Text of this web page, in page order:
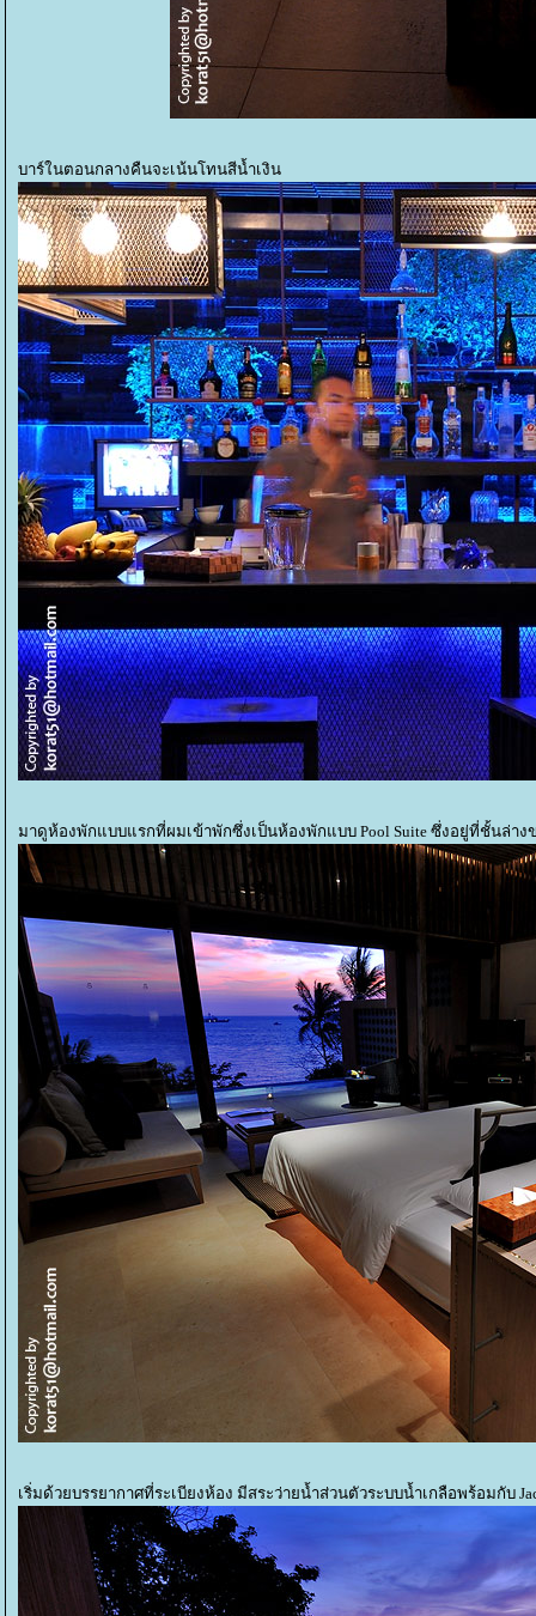
บาร์ในตอนกลางคืนจะเน้นโทนสีน้ำเงิน
มาดูห้องพักแบบแรกที่ผมเข้าพักซึ่งเป็นห้องพักแบบ Pool Suite ซึ่งอยู่ที่ชั้นล่างข
เริ่มด้วยบรรยากาศที่ระเบียงห้อง มีสระว่ายน้ำส่วนตัวระบบน้ำเกลือพร้อมกับ